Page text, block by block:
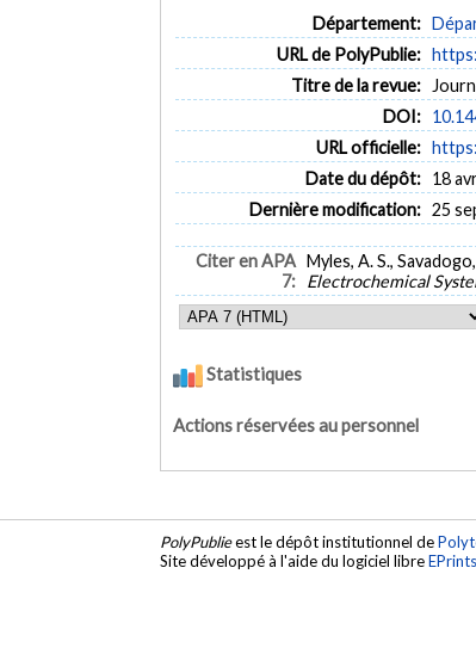
Département:
URL de PolyPublie:
Titre de la revue:
DOI:
URL officielle:
Date du dépôt: 18
Dernière modification: 25
Citer en APA
7:
Myles, A. S.,
Electrochemical
Statistiques
Actions réservées au personnel
PolyPublieest le dépôt institutionnel de
Site développé à l'aide du logiciel libre